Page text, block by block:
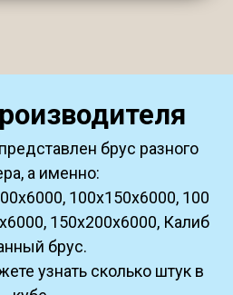
брус разного
а именно:
100x150x6000, 100
150x200x6000, Калиб
брус.
узнать сколько штук в